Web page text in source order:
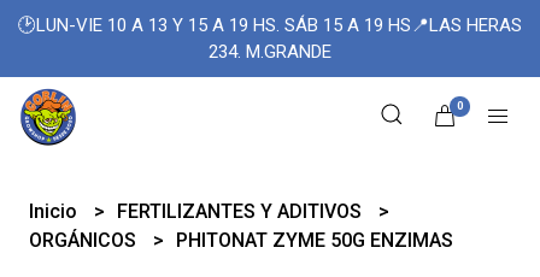
🕑LUN-VIE 10 A 13 Y 15 A 19 HS. SÁB 15 A 19 HS📍LAS HERAS
234. M.GRANDE
0
Inicio
FERTILIZANTES Y ADITIVOS
ORGÁNICOS
PHITONAT ZYME 50G ENZIMAS